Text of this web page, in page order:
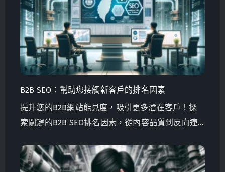
B2B SEO：幫助您接觸新客戶的排名因素
提升您的B2B網站能見度，吸引更多潛在客戶！探
索關鍵的B2B SEO排名因素，從內容品質到反向連